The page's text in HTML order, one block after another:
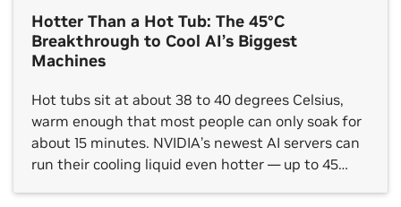
Hotter Than a Hot Tub: The 45°C
Breakthrough to Cool AI’s Biggest
Machines
Hot tubs sit at about 38 to 40 degrees Celsius,
warm enough that most people can only soak for
about 15 minutes. NVIDIA’s newest AI servers can
run their cooling liquid even hotter — up to 45